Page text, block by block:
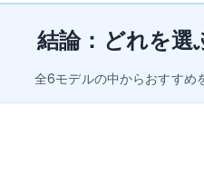
結論：どれを選
全6モデルの中からおすすめ